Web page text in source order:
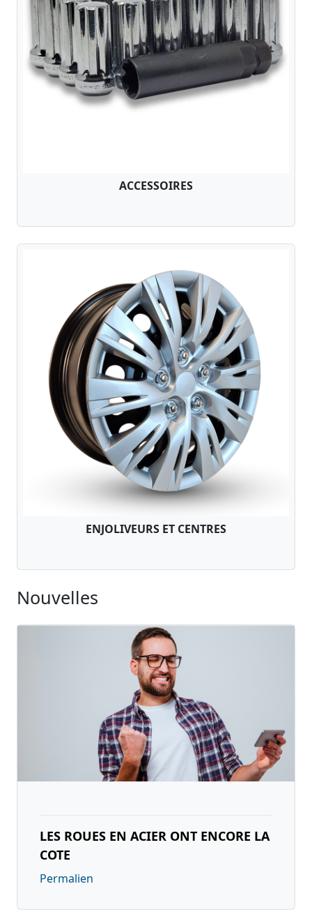
ACCESSOIRES
ENJOLIVEURS ET CENTRES
Nouvelles
LES ROUES EN ACIER ONT ENCORE LA
COTE
Permalien